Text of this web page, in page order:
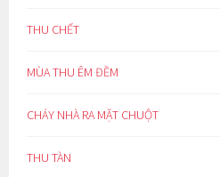
THU CHẾT
MÙA THU ÊM ĐỀM
CHÁY NHÀ RA MẶT CHUỘT
THU TÀN